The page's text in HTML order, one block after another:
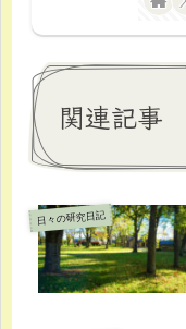
関連記事
日々の研究日記